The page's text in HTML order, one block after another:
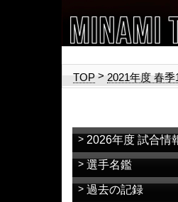
TOP> 2021年度 春
2026年度 試合情
選手名鑑
過去の記録